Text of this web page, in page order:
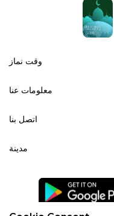
وقت نماز
معلومات عنا
اتصل بنا
مدينة